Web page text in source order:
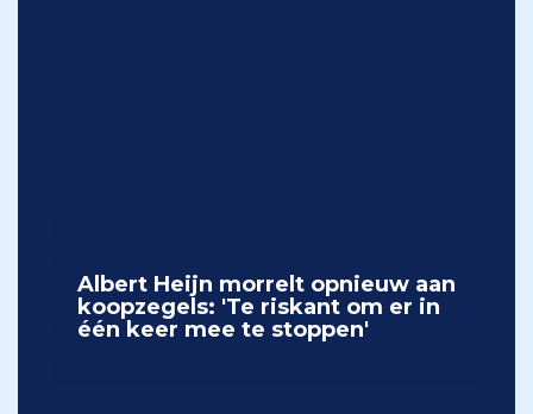
Albert Heijn morrelt opnieuw aan
koopzegels: 'Te riskant om er in
één keer mee te stoppen'